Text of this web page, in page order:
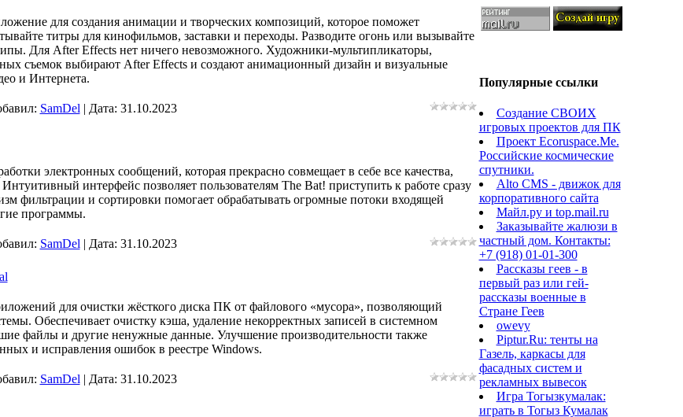
для создания анимации и творческих композиций, которое поможет
титры для кинофильмов, заставки и переходы. Разводите огонь или вызывайте
Для After Effects нет ничего невозможного. Художники-мультипликаторы,
съемок выбирают After Effects и создают анимационный дизайн и визуальные
и Интернета.
SamDel| Дата: 31.10.2023
электронных сообщений, которая прекрасно совмещает в себе все качества,
интерфейс позволяет пользователям The Bat! приступить к работе сразу
фильтрации и сортировки помогает обрабатывать огромные потоки входящей
программы.
SamDel| Дата: 31.10.2023
для очистки жёсткого диска ПК от файлового «мусора», позволяющий
Обеспечивает очистку кэша, удаление некорректных записей в системном
файлы и другие ненужные данные. Улучшение производительности также
и исправления ошибок в реестре Windows.
SamDel| Дата: 31.10.2023
Популярные ссылки
Создание СВОИХ
игровых проектов для ПК
Проект Ecoruspace.Me.
Российские космические
спутники.
Alto CMS - движок для
корпоративного сайта
Майл.ру и top.mail.ru
Заказывайте жалюзи в
частный дом. Контакты:
+7 (918) 01-01-300
Рассказы геев - в
первый раз или гей-
рассказы военные в
Стране Геев
owevy
Piptur.Ru: тенты на
Газель, каркасы для
фасадных систем и
рекламных вывесок
Игра Тогызкумалак:
играть в Тогыз Кумалак